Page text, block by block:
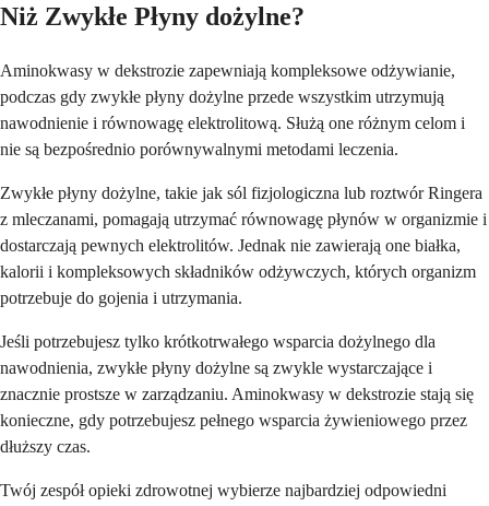
Niż Zwykłe Płyny dożylne?
Aminokwasy w dekstrozie zapewniają kompleksowe odżywianie,
podczas gdy zwykłe płyny dożylne przede wszystkim utrzymują
nawodnienie i równowagę elektrolitową. Służą one różnym celom i
nie są bezpośrednio porównywalnymi metodami leczenia.
Zwykłe płyny dożylne, takie jak sól fizjologiczna lub roztwór Ringera
z mleczanami, pomagają utrzymać równowagę płynów w organizmie i
dostarczają pewnych elektrolitów. Jednak nie zawierają one białka,
kalorii i kompleksowych składników odżywczych, których organizm
potrzebuje do gojenia i utrzymania.
Jeśli potrzebujesz tylko krótkotrwałego wsparcia dożylnego dla
nawodnienia, zwykłe płyny dożylne są zwykle wystarczające i
znacznie prostsze w zarządzaniu. Aminokwasy w dekstrozie stają się
konieczne, gdy potrzebujesz pełnego wsparcia żywieniowego przez
dłuższy czas.
Twój zespół opieki zdrowotnej wybierze najbardziej odpowiedni